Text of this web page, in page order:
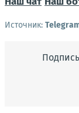
Источник: